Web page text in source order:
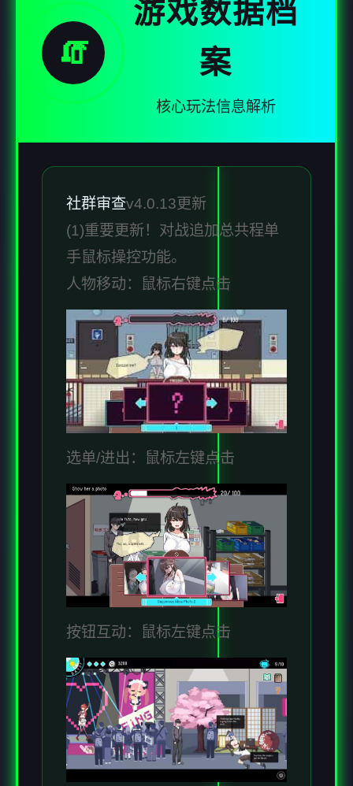
🧯
游戏数据档
案
核心玩法信息解析
社群审查v4.0.13更新
(1)重要更新！对战追加总共程单
手鼠标操控功能。
人物移动：鼠标右键点击
选单/进出：鼠标左键点击
按钮互动：鼠标左键点击